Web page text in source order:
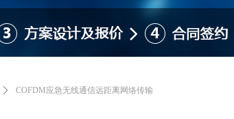
ꄲ COFDM应急无线通信远距离网络传输